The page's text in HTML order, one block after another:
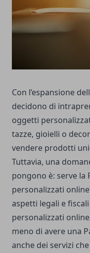
Con l’espansione
decidono di
oggetti
tazze, gioielli o
vendere prodotti
Tuttavia, una
pongono è: serve la
personalizzati
aspetti legali e
personalizzati
meno di avere una
anche dei servizi